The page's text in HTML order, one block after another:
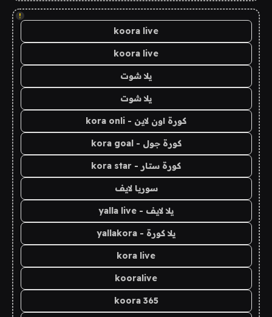
!
koora live
koora live
يلا شوت
يلا شوت
كورة اون لاين - kora onli
كورة جول - kora goal
كورة ستار - kora star
سوريا لايف
يلا لايف - yalla live
يلا كورة - yallakora
kora live
kooralive
koora 365